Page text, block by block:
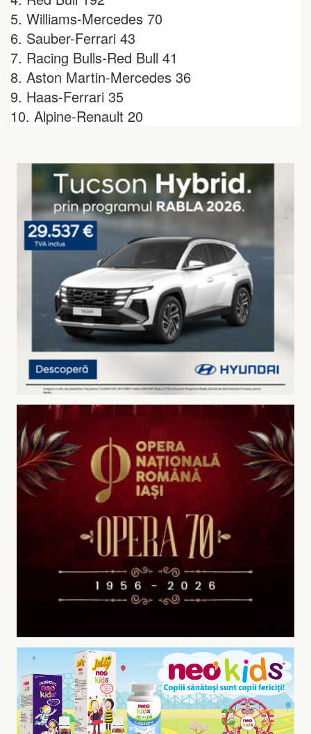
5. Williams-Mercedes 70
6. Sauber-Ferrari 43
7. Racing Bulls-Red Bull 41
8. Aston Martin-Mercedes 36
9. Haas-Ferrari 35
10. Alpine-Renault 20